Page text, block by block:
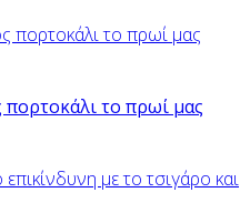
πορτοκάλι το πρωί μας